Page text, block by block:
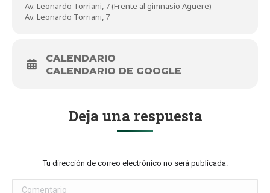
Av. Leonardo Torriani, 7 (Frente al gimnasio Aguere)
Av. Leonardo Torriani, 7
CALENDARIO
CALENDARIO DE GOOGLE
Deja una respuesta
Tu dirección de correo electrónico no será publicada.
Comentario